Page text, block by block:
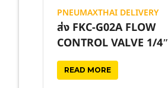
PNEUMAXTHAI DELIVERY
ส่ง FKC-G02A FLOW
CONTROL VALVE 1/4″
READ MORE